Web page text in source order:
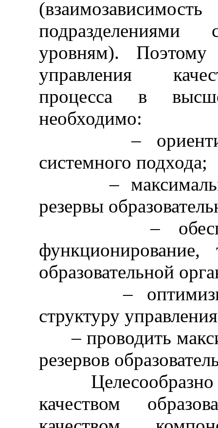
подразделениями
уровням).
управления
процесса в
необходимо:
–
системного подхода;
– максимально
резервы
–
образовательной
–
структуру
– проводить
резервов
Целесообразно
качеством